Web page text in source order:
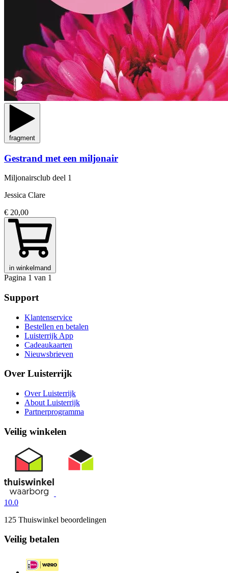
fragment
Gestrand met een miljonair
Miljonairsclub deel 1
Jessica Clare
€ 20,00
in winkelmand
Pagina 1 van 1
Support
Klantenservice
Bestellen en betalen
Luisterrijk App
Cadeaukaarten
Nieuwsbrieven
Over Luisterrijk
Over Luisterrijk
About Luisterrijk
Partnerprogramma
Veilig winkelen
10.0
125 Thuiswinkel beoordelingen
Veilig betalen